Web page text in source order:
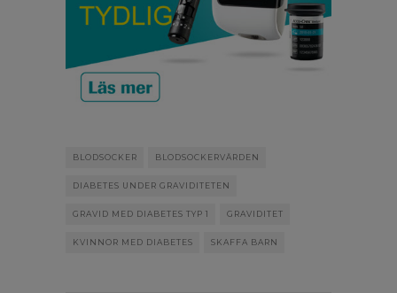
BLODSOCKER BLODSOCKERVÄRDEN
DIABETES UNDER GRAVIDITETEN
GRAVID MED DIABETES TYP 1 GRAVIDITET
KVINNOR MED DIABETES SKAFFA BARN